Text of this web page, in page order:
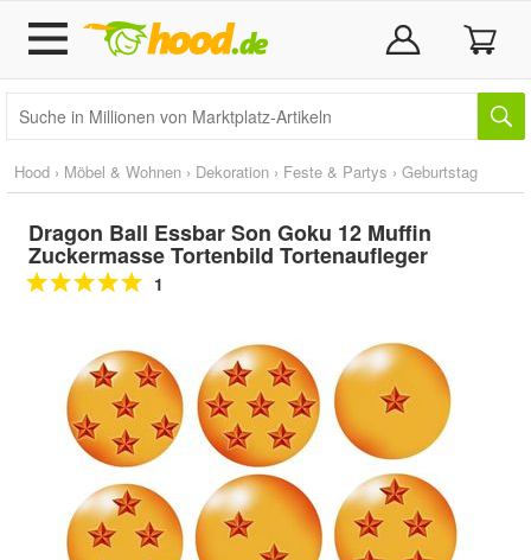
Hood › Möbel & Wohnen › Dekoration › Feste & Partys › Geburtstag
Dragon Ball Essbar Son Goku 12 Muffin
Zuckermasse Tortenbild Tortenaufleger
1